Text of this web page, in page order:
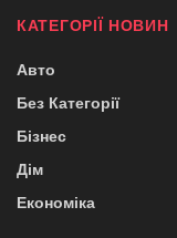
КАТЕГОРІЇ НОВИН
Авто
Без Категорії
Бізнес
Дім
Економіка